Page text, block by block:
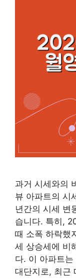
과거 시세와의
뷰 아파트의 시
년간의 시세 변
습니다. 특히,
때 소폭 하락했
세 상승세에 비
다. 이 아파트
대단지로, 최근